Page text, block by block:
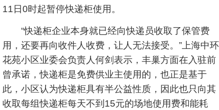
11日0时起暂停快递柜使用。
“快递柜企业本身就已经向快递员收取了保管费
用，还要再向收件人收费，让人无法接受。”上海中环
花苑小区业委会负责人何剑表示，丰巢方面在入驻前
曾承诺，快递柜是免费供业主使用的，也正是基于
此，小区认为快递柜具有半公益性质，因此也只向其
收取每组快递柜每天不到15元的场地使用费和能耗